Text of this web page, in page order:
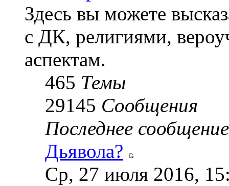
Здесь вы можете
с ДК, религиями,
аспектам.
465 Темы
29145 Сообщения
Последнее сообщение
Дьявола?
Ср, 27 июля 2016,